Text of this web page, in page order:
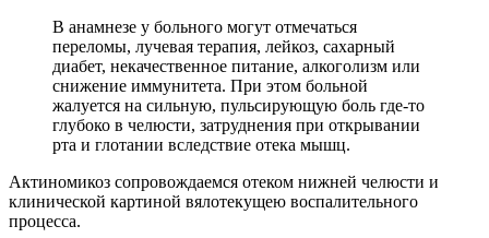
В анамнезе у больного могут отмечаться
переломы, лучевая терапия, лейкоз, сахарный
диабет, некачественное питание, алкоголизм или
снижение иммунитета. При этом больной
жалуется на сильную, пульсирующую боль где-то
глубоко в челюсти, затруднения при открывании
рта и глотании вследствие отека мышц.
Актиномикоз сопровождаемся отеком нижней челюсти и
клинической картиной вялотекущею воспалительного
процесса.